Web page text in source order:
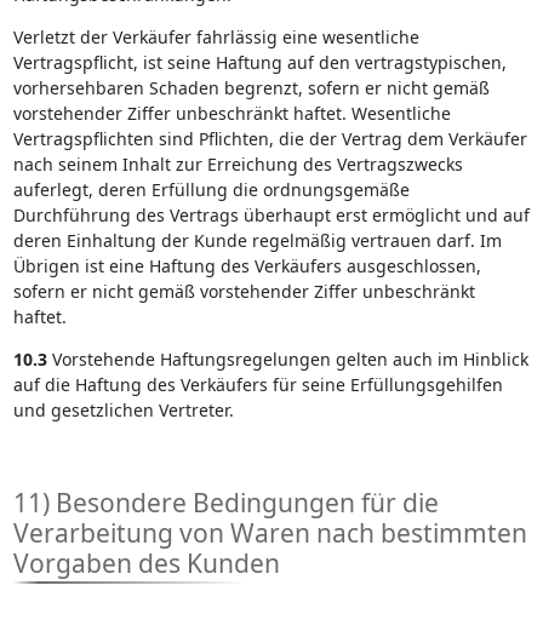
Verletzt der Verkäufer fahrlässig eine wesentliche
Vertragspflicht, ist seine Haftung auf den vertragstypischen,
vorhersehbaren Schaden begrenzt, sofern er nicht gemäß
vorstehender Ziffer unbeschränkt haftet. Wesentliche
Vertragspflichten sind Pflichten, die der Vertrag dem Verkäufer
nach seinem Inhalt zur Erreichung des Vertragszwecks
auferlegt, deren Erfüllung die ordnungsgemäße
Durchführung des Vertrags überhaupt erst ermöglicht und auf
deren Einhaltung der Kunde regelmäßig vertrauen darf. Im
Übrigen ist eine Haftung des Verkäufers ausgeschlossen,
sofern er nicht gemäß vorstehender Ziffer unbeschränkt
haftet.
10.3Vorstehende Haftungsregelungen gelten auch im Hinblick
auf die Haftung des Verkäufers für seine Erfüllungsgehilfen
und gesetzlichen Vertreter.
11) Besondere Bedingungen für die
Verarbeitung von Waren nach bestimmten
Vorgaben des Kunden